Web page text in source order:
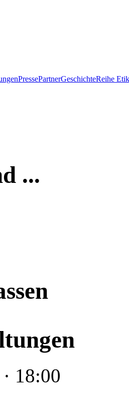
PressePartnerGeschichteReihe
...
18:00